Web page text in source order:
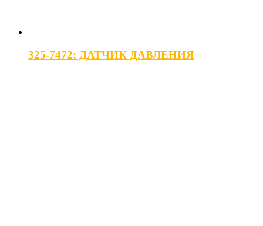
325-7472: ДАТЧИК ДАВЛЕНИЯ